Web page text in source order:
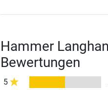
Hammer
Bewertungen
5